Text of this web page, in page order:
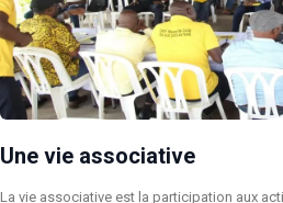
Une vie associative
La vie associative est la participation aux